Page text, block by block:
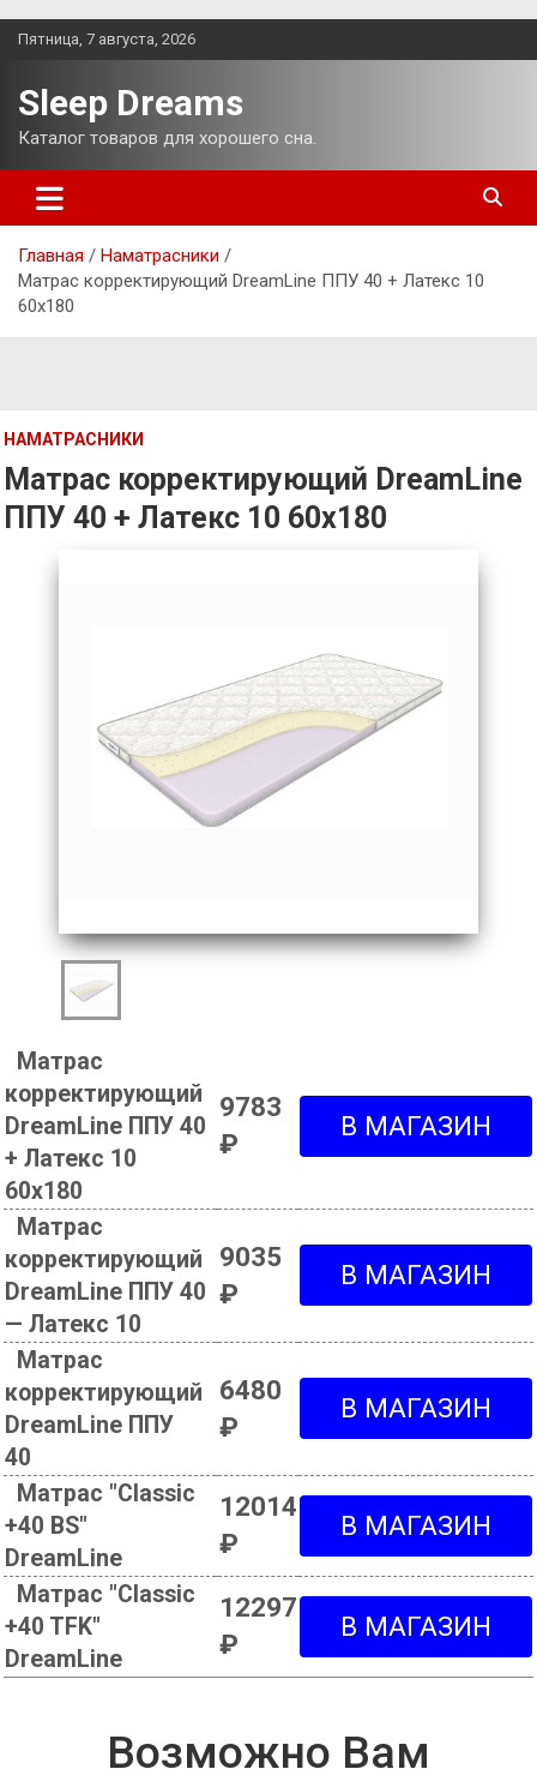
Перейти
Пятница, 7 августа, 2026
Sleep Dreams
Каталог товаров для хорошего сна.
Главная
Наматрасники
Матрас корректирующий DreamLine ППУ 40 + Латекс 10
60х180
НАМАТРАСНИКИ
Матрас корректирующий DreamLine
ППУ 40 + Латекс 10 60х180
Матрас
корректирующий
DreamLine ППУ 40
+ Латекс 10
60х180
9783
₽
Матрас
корректирующий
DreamLine ППУ 40
— Латекс 10
9035
₽
Матрас
корректирующий
DreamLine ППУ
40
6480
₽
Матрас "Classic
+40 BS"
DreamLine
12014
₽
Матрас "Classic
+40 TFK"
DreamLine
12297
₽
Возможно Вам